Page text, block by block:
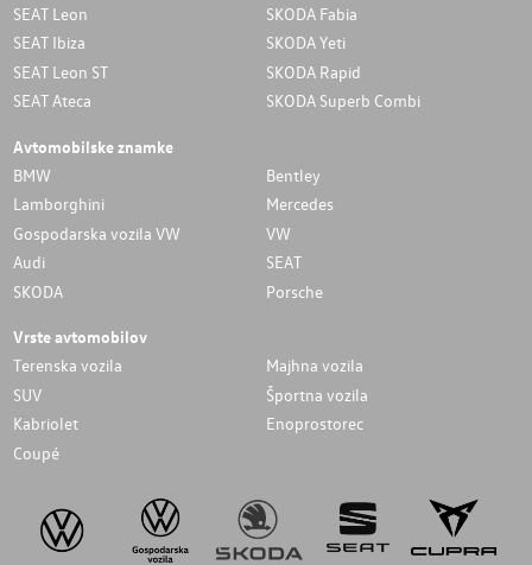
SEAT Leon
SEAT Ibiza
SEAT Leon ST
SEAT Ateca
SKODA Fabia
SKODA Yeti
SKODA Rapid
SKODA Superb Combi
Avtomobilske znamke
BMW
Bentley
Lamborghini
Mercedes
Gospodarska vozila VW
VW
Audi
SEAT
SKODA
Porsche
Vrste avtomobilov
Terenska vozila
Majhna vozila
SUV
Športna vozila
Kabriolet
Enoprostorec
Coupé